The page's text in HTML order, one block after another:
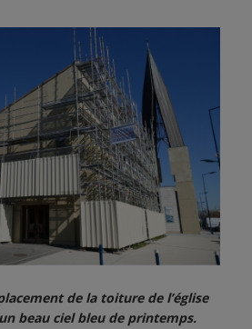
de la toiture de l’église
beau ciel bleu de printemps.